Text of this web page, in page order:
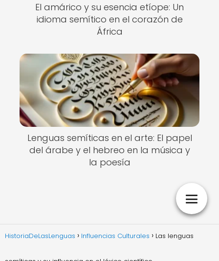
El amárico y su esencia etíope: Un
idioma semítico en el corazón de
África
Lenguas semíticas en el arte: El papel
del árabe y el hebreo en la música y
la poesía
HistoriaDeLasLenguas Influencias Culturales Las lenguas